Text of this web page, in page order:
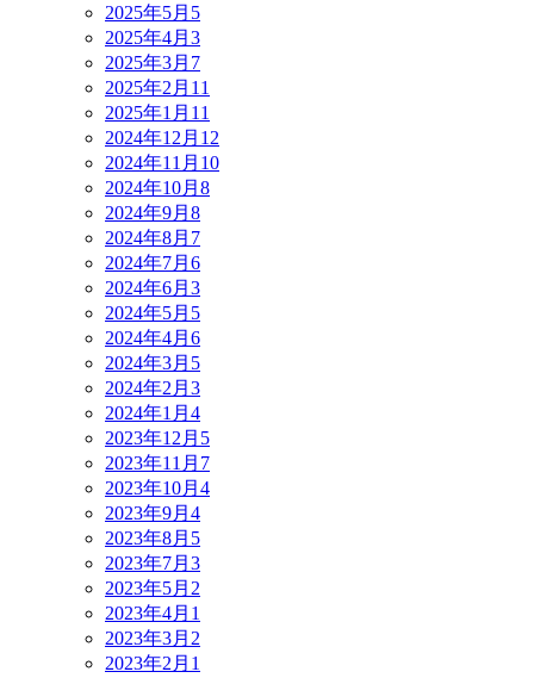
2025年5月 5
2025年4月 3
2025年3月 7
2025年2月 11
2025年1月 11
2024年12月 12
2024年11月 10
2024年10月 8
2024年9月 8
2024年8月 7
2024年7月 6
2024年6月 3
2024年5月 5
2024年4月 6
2024年3月 5
2024年2月 3
2024年1月 4
2023年12月 5
2023年11月 7
2023年10月 4
2023年9月 4
2023年8月 5
2023年7月 3
2023年5月 2
2023年4月 1
2023年3月 2
2023年2月 1